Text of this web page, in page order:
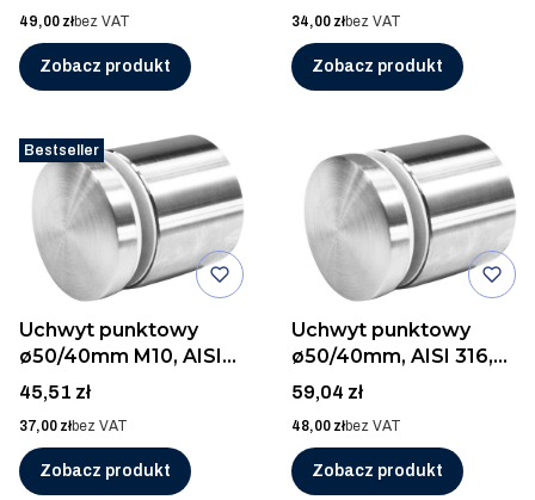
Cena
49,00 złbez VAT
Zobacz produkt
Cena
34,00 złbez VAT
Zobacz produkt
Bestseller
Uchwyt punktowy
ø50/40mm M10, AISI
304, SZLIF
Cena
45,51 zł
Cena
37,00 złbez VAT
Zobacz produkt
Uchwyt punktowy
ø50/40mm, AISI 316,
SZLIF
Cena
59,04 zł
Cena
48,00 złbez VAT
Zobacz produkt